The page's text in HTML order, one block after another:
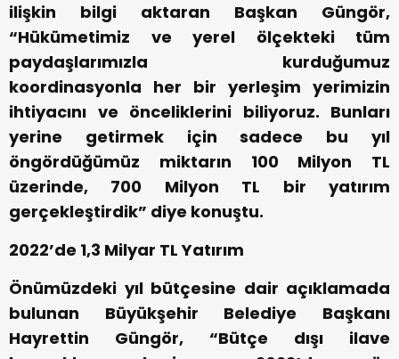
ilişkin bilgi aktaran Başkan Güngör,
“Hükümetimiz ve yerel ölçekteki tüm
paydaşlarımızla kurduğumuz
koordinasyonla her bir yerleşim yerimizin
ihtiyacını ve önceliklerini biliyoruz. Bunları
yerine getirmek için sadece bu yıl
öngördüğümüz miktarın 100 Milyon TL
üzerinde, 700 Milyon TL bir yatırım
gerçekleştirdik” diye konuştu.
2022’de 1,3 Milyar TL Yatırım
Önümüzdeki yıl bütçesine dair açıklamada
bulunan Büyükşehir Belediye Başkanı
Hayrettin Güngör, “Bütçe dışı ilave